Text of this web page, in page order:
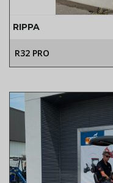
RIPPA
R32 PRO